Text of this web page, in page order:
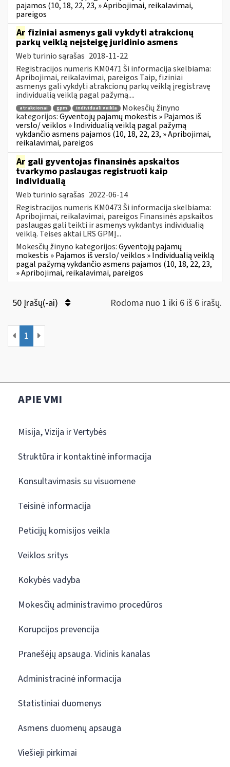
pajamos (10, 18, 22, 23, » Apribojimai, reikalavimai,
pareigos
Ar fiziniai asmenys gali vykdyti atrakcionų
parkų veiklą neįsteigę juridinio asmens
Web turinio sąrašas 2018-11-22
Registracijos numeris KM0471 Ši informacija skelbiama:
Apribojimai, reikalavimai, pareigos Taip, fiziniai
asmenys gali vykdyti atrakcionų parkų veiklą įregistravę
individualią veiklą pagal pažymą....
atrakcionai gpm individuali veikla
Mokesčių žinyno
kategorijos:Gyventojų pajamų mokestis » Pajamos iš
verslo/ veiklos » Individualią veiklą pagal pažymą
vykdančio asmens pajamos (10, 18, 22, 23, » Apribojimai,
reikalavimai, pareigos
Ar gali gyventojas finansinės apskaitos
tvarkymo paslaugas registruoti kaip
individualią
Web turinio sąrašas 2022-06-14
Registracijos numeris KM0473 Ši informacija skelbiama:
Apribojimai, reikalavimai, pareigos Finansinės apskaitos
paslaugas gali teikti ir asmenys vykdantys individualią
veiklą. Teises aktai LRS GPMĮ...
Mokesčių žinyno kategorijos:Gyventojų pajamų
mokestis » Pajamos iš verslo/ veiklos » Individualią veiklą
pagal pažymą vykdančio asmens pajamos (10, 18, 22, 23,
» Apribojimai, reikalavimai, pareigos
50 Įrašų(-ai) Rodoma nuo 1 iki 6 iš 6 irašų.
1
APIE VMI
Misija, Vizija ir Vertybės
Struktūra ir kontaktinė informacija
Konsultavimasis su visuomene
Teisinė informacija
Peticijų komisijos veikla
Veiklos sritys
Kokybės vadyba
Mokesčių administravimo procedūros
Korupcijos prevencija
Pranešėjų apsauga. Vidinis kanalas
Administracinė informacija
Statistiniai duomenys
Asmens duomenų apsauga
Viešieji pirkimai